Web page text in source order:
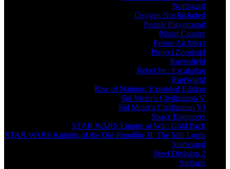
Northgard
Oxygen Not Included
People Playground
Planet Coaster
Prison Architect
Project Zomboid
Ravenfield
Rebel Inc: Escalation
RimWorld
Rise of Nations: Extended Edition
Sid Meier's Civilization V
Sid Meier's Civilization VI
Space Engineers
STAR WARS Empire at War: Gold Pack
STAR WARS Knights of the Old Republic II: The Sith Lords
Starbound
Steel Division 2
Stellaris